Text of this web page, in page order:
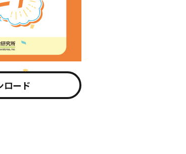
ロード